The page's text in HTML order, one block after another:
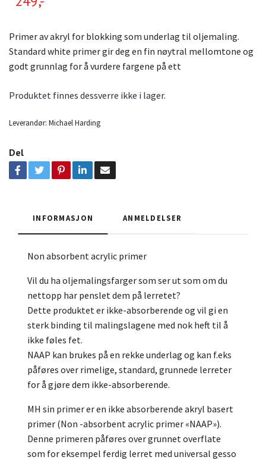
Primer av akryl for blokking som underlag til oljemaling.
Standard white primer gir deg en fin nøytral mellomtone og
godt grunnlag for å vurdere fargene på ett
Produktet finnes dessverre ikke i lager.
Leverandør: Michael Harding
Del
INFORMASJON ANMELDELSER
Non absorbent acrylic primer
Vil du ha oljemalingsfarger som ser ut som om du
nettopp har penslet dem på lerretet?
Dette produktet er ikke-absorberende og vil gi en
sterk binding til malingslagene med nok heft til å
ikke føles fet.
NAAP kan brukes på en rekke underlag og kan f.eks
påføres over rimelige, standard, grunnede lerreter
for å gjøre dem ikke-absorberende.
MH sin primer er en ikke absorberende akryl basert
primer (Non -absorbent acrylic primer «NAAP»).
Denne primeren påføres over grunnet overflate
som for eksempel ferdig lerret med universal gesso